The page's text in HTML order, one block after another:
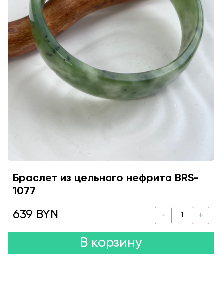
Браслет из цельного нефрита BRS-
1077
639 BYN
В корзину